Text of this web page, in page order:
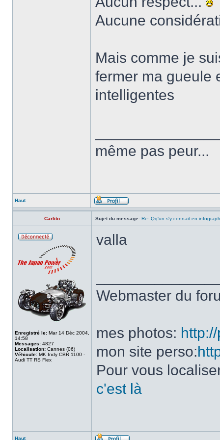
Aucune
Mais comme je
fermer ma gueule
intelligentes
même pas peur...
Haut
Carlito Sujet du message: Re: Qq'un s'y connait en
Enregistré le: Mar 14 Déc 2004,
14:58
Messages: 4827
Localisation: Cannes (06)
Véhicule: MK Indy CBR 1100 -
Audi TT RS Flex
valla
Webmaster du
mes photos:
mon site perso:
Pour vous
c'est là
Haut